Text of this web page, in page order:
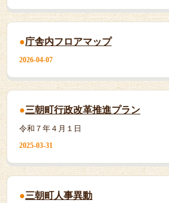
庁舎内フロアマップ
2026-04-07
三朝町行政改革推進プラン
令和７年４月１日
2025-03-31
三朝町人事異動